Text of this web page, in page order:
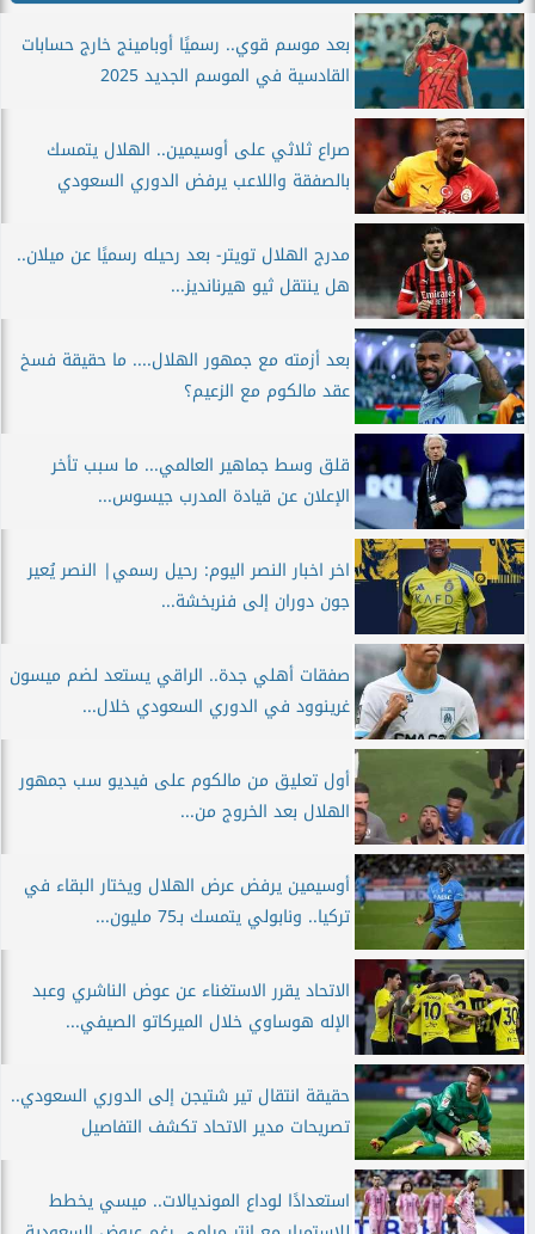
بعد موسم قوي.. رسميًا أوبامينج خارج حسابات
القادسية في الموسم الجديد 2025
صراع ثلاثي على أوسيمين.. الهلال يتمسك
بالصفقة واللاعب يرفض الدوري السعودي
مدرج الهلال تويتر- بعد رحيله رسميًا عن ميلان..
هل ينتقل ثيو هيرنانديز...
بعد أزمته مع جمهور الهلال.... ما حقيقة فسخ
عقد مالكوم مع الزعيم؟
قلق وسط جماهير العالمي... ما سبب تأخر
الإعلان عن قيادة المدرب جيسوس...
اخر اخبار النصر اليوم: رحيل رسمي| النصر يُعير
جون دوران إلى فنربخشة...
صفقات أهلي جدة.. الراقي يستعد لضم ميسون
غرينوود في الدوري السعودي خلال...
أول تعليق من مالكوم على فيديو سب جمهور
الهلال بعد الخروج من...
أوسيمين يرفض عرض الهلال ويختار البقاء في
تركيا.. ونابولي يتمسك بـ75 مليون...
الاتحاد يقرر الاستغناء عن عوض الناشري وعبد
الإله هوساوي خلال الميركاتو الصيفي...
حقيقة انتقال تير شتيجن إلى الدوري السعودي..
تصريحات مدير الاتحاد تكشف التفاصيل
استعدادًا لوداع المونديالات.. ميسي يخطط